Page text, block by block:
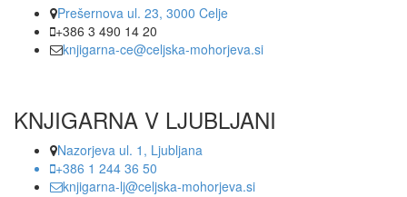
Prešernova ul. 23, 3000 Celje
+386 3 490 14 20
knjigarna-ce@celjska-mohorjeva.si
KNJIGARNA V LJUBLJANI
Nazorjeva ul. 1, Ljubljana
+386 1 244 36 50
knjigarna-lj@celjska-mohorjeva.si